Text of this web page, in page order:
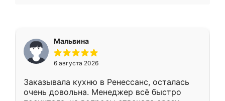
Мальвина
6 августа 2026
Заказывала кухню в Ренессанс, осталась
очень довольна. Менеджер всё быстро